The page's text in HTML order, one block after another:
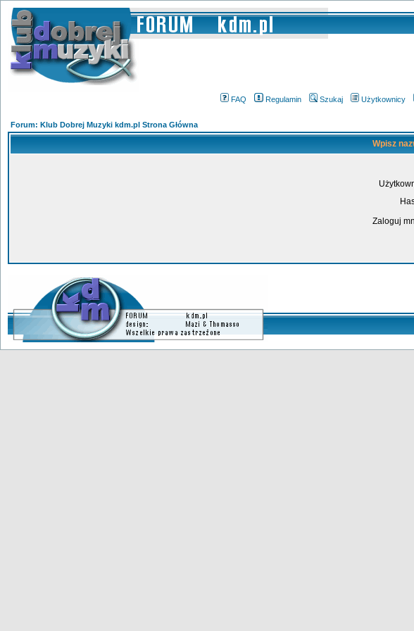
FAQ Regulamin Szukaj Użytkownicy
Forum: Klub Dobrej Muzyki kdm.pl Strona Główna
Wpisz
Zaloguj